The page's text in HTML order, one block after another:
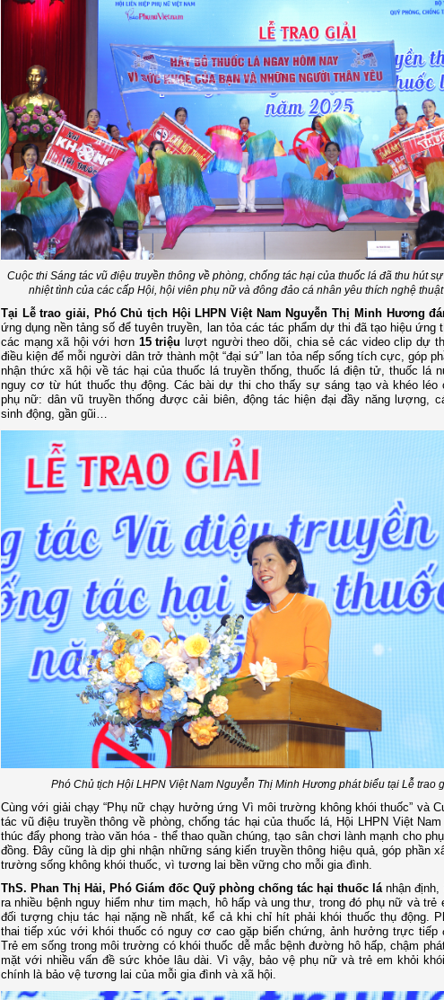
Cuộc thi Sáng tác vũ điệu truyền thông về phòng, chống tác hại của thuốc lá đã thu hút
nhiệt tình của các cấp Hội, hội viên phụ nữ và đông đảo cá nhân yêu thích nghệ
Tại Lễ trao giải, Phó Chủ tịch Hội LHPN Việt Nam Nguyễn Thị Minh Hương
ứng dụng nền tảng số để tuyên truyền, lan tỏa các tác phẩm dự thi đã tạo hiệu ứng
các mạng xã hội với hơn 15 triệu lượt người theo dõi, chia sẻ các video clip dự
điều kiện để mỗi người dân trở thành một “đại sứ” lan tỏa nếp sống tích cực, góp
nhận thức xã hội về tác hại của thuốc lá truyền thống, thuốc lá điện tử, thuốc lá
nguy cơ từ hút thuốc thụ động. Các bài dự thi cho thấy sự sáng tạo và khéo léo
phụ nữ: dân vũ truyền thống được cải biên, động tác hiện đại đầy năng lượng,
sinh động, gần gũi…
Phó Chủ tịch Hội LHPN Việt Nam Nguyễn Thị Minh Hương phát biểu tại Lễ trao
Cùng với giải chạy “Phụ nữ chạy hưởng ứng Vì môi trường không khói thuốc” và
tác vũ điệu truyền thông về phòng, chống tác hại của thuốc lá, Hội LHPN Việt
thúc đẩy phong trào văn hóa - thể thao quần chúng, tạo sân chơi lành mạnh cho
đồng. Đây cũng là dịp ghi nhận những sáng kiến truyền thông hiệu quả, góp phần
trường sống không khói thuốc, vì tương lai bền vững cho mỗi gia đình.
ThS. Phan Thị Hải, Phó Giám đốc Quỹ phòng chống tác hại thuốc lánhận
ra nhiều bệnh nguy hiểm như tim mạch, hô hấp và ung thư, trong đó phụ nữ và trẻ
đối tượng chịu tác hại nặng nề nhất, kể cả khi chỉ hít phải khói thuốc thụ động.
thai tiếp xúc với khói thuốc có nguy cơ cao gặp biến chứng, ảnh hưởng trực tiếp
Trẻ em sống trong môi trường có khói thuốc dễ mắc bệnh đường hô hấp, chậm
mặt với nhiều vấn đề sức khỏe lâu dài. Vì vậy, bảo vệ phụ nữ và trẻ em khỏi
chính là bảo vệ tương lai của mỗi gia đình và xã hội.